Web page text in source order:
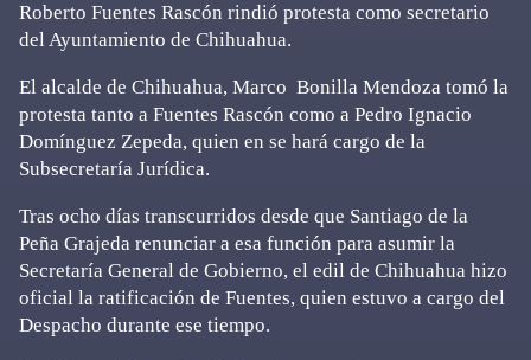
Roberto Fuentes Rascón rindió protesta como secretario
del Ayuntamiento de Chihuahua.
El alcalde de Chihuahua, Marco Bonilla Mendoza tomó la
protesta tanto a Fuentes Rascón como a Pedro Ignacio
Domínguez Zepeda, quien en se hará cargo de la
Subsecretaría Jurídica.
Tras ocho días transcurridos desde que Santiago de la
Peña Grajeda renunciar a esa función para asumir la
Secretaría General de Gobierno, el edil de Chihuahua hizo
oficial la ratificación de Fuentes, quien estuvo a cargo del
Despacho durante ese tiempo.